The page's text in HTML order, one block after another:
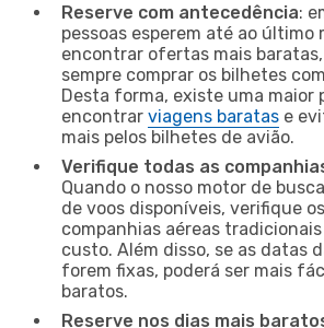
Reserve com antecedência:
pessoas esperem até ao último
encontrar ofertas mais
sempre comprar os bilhetes
Desta forma, existe uma maior
encontrar viagens baratas e
mais pelos bilhetes de avião.
Verifique todas as
Quando o nosso motor de
de voos disponíveis, verifique
companhias aéreas
custo. Além disso, se as datas
forem fixas, poderá ser mais
baratos.
Reserve nos dias mais